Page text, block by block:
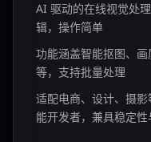
AI 驱动的在线视觉处
辑，操作简单
功能涵盖智能抠图、
等，支持批量处理
适配电商、设计、摄
能开发者，兼具稳定